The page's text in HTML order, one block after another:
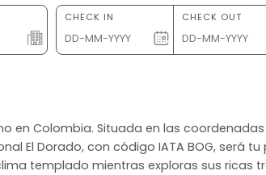
CHECK IN CHECK OUT
en Colombia. Situada en las
El Dorado, con código IATA BOG, será
templado mientras exploras sus ricas